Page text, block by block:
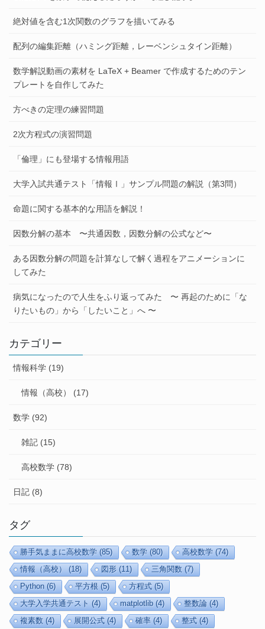
絶対値を含む1次関数のグラフを描いてみる
配列の編集距離（ハミング距離，レーベンシュタイン距離）
数学解説動画の素材を LaTeX + Beamer で作成するためのテン
プレートを自作してみた
方べきの定理の練習問題
2次方程式の演習問題
「倫理」にも登場する情報用語
大学入試共通テスト「情報Ⅰ」サンプル問題の解説（第3問）
命題に関する基本的な用語を解説！
因数分解の基本 〜共通因数，因数分解の公式など〜
ある因数分解の問題を計算なしで解く過程をアニメーションに
してみた
病気になったので人生をふり返ってみた 〜 再起のために「な
りたいもの」から「したいこと」へ 〜
カテゴリー
情報科学 (19)
情報（高校） (17)
数学 (92)
雑記 (15)
高校数学 (78)
日記 (8)
タグ
勝手気ままに高校数学 (85) 数学 (80) 高校数学 (74)
情報（高校）
(18) 図形 (11) 三角関数 (7)
Python (6) 平方根 (5) 方程式 (5)
大学入学共通テスト (4) matplotlib (4) 整数論 (4)
複素数 (4) 展開公式 (4) 確率 (4) 整式 (4)